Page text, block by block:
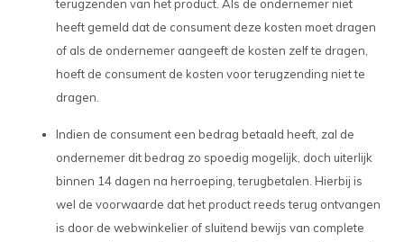
terugzenden van het product. Als de ondernemer niet
heeft gemeld dat de consument deze kosten moet dragen
of als de ondernemer aangeeft de kosten zelf te dragen,
hoeft de consument de kosten voor terugzending niet te
dragen.
Indien de consument een bedrag betaald heeft, zal de
ondernemer dit bedrag zo spoedig mogelijk, doch uiterlijk
binnen 14 dagen na herroeping, terugbetalen. Hierbij is
wel de voorwaarde dat het product reeds terug ontvangen
is door de webwinkelier of sluitend bewijs van complete